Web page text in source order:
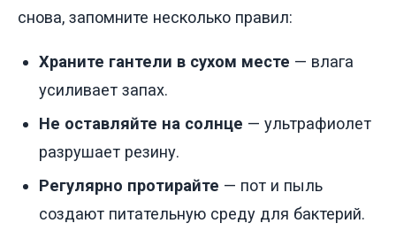
снова, запомните несколько правил:
Храните гантели в сухом месте — влага
усиливает запах.
Не оставляйте на солнце — ультрафиолет
разрушает резину.
Регулярно протирайте — пот и пыль
создают питательную среду для бактерий.